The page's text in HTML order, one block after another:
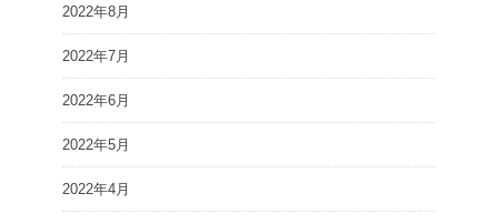
2022年8月
2022年7月
2022年6月
2022年5月
2022年4月